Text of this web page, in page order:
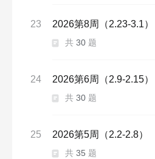
23 2026第8周（2.23-3.1）
共 30 题
24 2026第6周（2.9-2.15）
共 30 题
25 2026第5周（2.2-2.8）
共 35 题